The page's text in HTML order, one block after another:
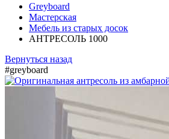
Greyboard
Мастерская
Мебель из старых досок
АНТРЕСОЛЬ 1000
Вернуться назад
#greyboard